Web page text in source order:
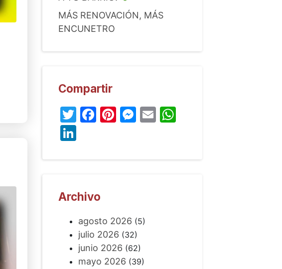
MÁS RENOVACIÓN, MÁS
ENCUNETRO
Compartir
Twitter
Facebook
Pinterest
Messenger
EmailWhatsApp
LinkedIn
Archivo
agosto 2026 (5)
julio 2026 (32)
junio 2026 (62)
mayo 2026 (39)